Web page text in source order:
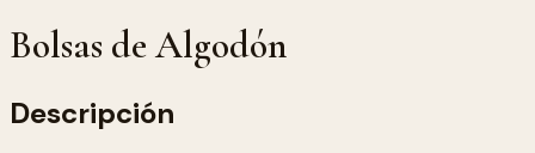
Bolsas de Algodón
Descripción